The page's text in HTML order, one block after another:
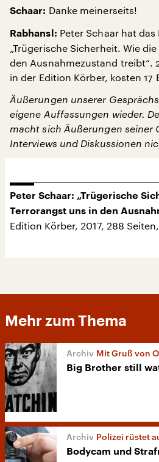
Schaar: Danke meinerseits!
Rabhansl: Peter Schaar hat
„Trügerische Sicherheit. Wie
den Ausnahmezustand treibt“.
in der Edition Körber, kosten 17
Äußerungen unserer
eigene Auffassungen wieder.
macht sich Äußerungen seiner
Interviews und Diskussionen
Peter Schaar: „Trügerische
Terrorangst uns in den
Edition Körber, 2017, 288
Mehr zum Thema
Mit Gruß von
Big Brother still
Polizei rüstet
Bodycam und